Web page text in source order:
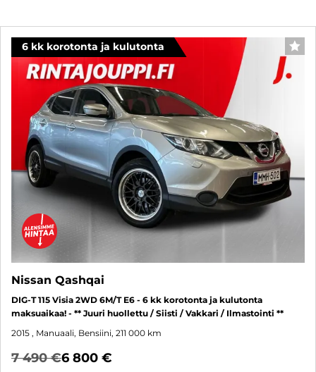
6 kk korotonta ja kulutonta
Nissan Qashqai
DIG-T 115 Visia 2WD 6M/T E6 - 6 kk korotonta ja kulutonta
maksuaikaa! - ** Juuri huollettu / Siisti / Vakkari / Ilmastointi **
2015 , Manuaali, Bensiini, 211 000 km
7 490 €6 800 €